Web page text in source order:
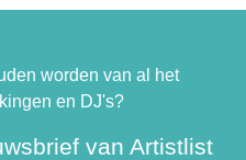
worden van al het
en DJ's?
van Artistlist